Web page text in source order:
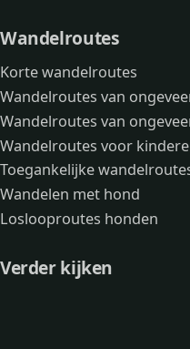
Wandelroutes
Korte wandelroutes
Wandelroutes van
Wandelroutes van
Wandelroutes voor
Toegankelijke
Wandelen met hond
Loslooproutes honden
Verder kijken